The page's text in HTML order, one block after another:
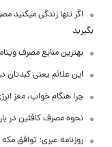
اگر تنها زندگی میکنید
بگیرید
بهترین منابع مصرف
این علائم یعنی
چرا هنگام خواب، مغز
نحوه مصرف کافئین در
روزنامه عبری: توافق